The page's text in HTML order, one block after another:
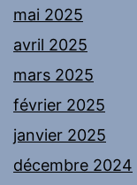
mai 2025
avril 2025
mars 2025
février 2025
janvier 2025
décembre 2024